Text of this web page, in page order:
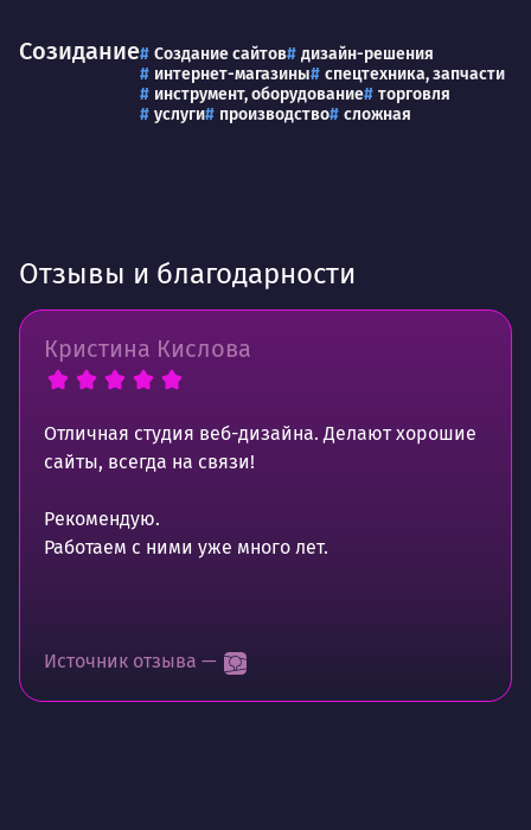
Созидание Создание сайтов
дизайн-решения
интернет-магазины
спецтехника, запчасти
инструмент, оборудование
торговля
услуги
производство сложная
Отзывы и благодарности
Кристина Кислова
Отличная студия веб-дизайна. Делают хорошие
сайты, всегда на связи!
Рекомендую.
Работаем с ними уже много лет.
Источник отзыва —